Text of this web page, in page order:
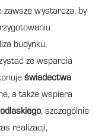
wystarcza, by
budynku,
ze wsparcia
świadectwa
a także wspiera
, szczególnie
realizacji,